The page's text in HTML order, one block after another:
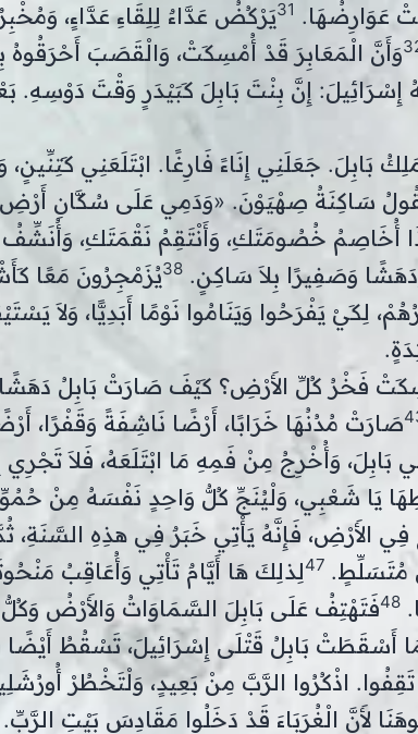
عَوَارِضُهَا. 31يَرْكُضُ عَدَّاءٌ لِلِقَاءِ عَدَّاءٍ،
وَأَنَّ الْمَعَابِرَ قَدْ أُمْسِكَتْ، وَالْقَصَبَ أَحْرَقُوهُ
إِسْرَائِيلَ: إِنَّ بِنْتَ بَابِلَ كَبَيْدَرٍ وَقْتَ دَوْسِهِ.
بَابِلَ. جَعَلَنِي إِنَاءً فَارِغًا. ابْتَلَعَنِي
سَاكِنَةُ صِهْيَوْنَ. «وَدَمِي عَلَى سُكَّانِ أَرْضِ
أُخَاصِمُ خُصُومَتَكِ، وَأَنْتَقِمُ نَقْمَتَكِ، وَأُنَشِّفُ
وَصَفِيرًا بِلاَ سَاكِنٍ.38يُزَمْجِرُونَ مَعًا
لِكَيْ يَفْرَحُوا وَيَنَامُوا نَوْمًا أَبَدِيًّا، وَلاَ
فَخْرُ كُلِّ الأَرْضِ؟ كَيْفَ صَارَتْ بَابِلُ
صَارَتْ مُدُنُهَا خَرَابًا، أَرْضًا نَاشِفَةً وَقَفْرًا،
بَابِلَ، وَأُخْرِجُ مِنْ فَمِهِ مَا ابْتَلَعَهُ، فَلاَ
يَا شَعْبِي، وَلْيُنَجِّ كُلُّ وَاحِدٍ نَفْسَهُ مِنْ
الأَرْضِ، فَإِنَّهُ يَأْتِي خَبَرٌ فِي هذِهِ السَّنَةِ،
مُتَسَلِّطٍ.47لِذلِكَ هَا أَيَّامٌ تَأْتِي وَأُعَاقِبُ
48فَتَهْتِفُ عَلَى بَابِلَ السَّمَاوَاتُ وَالأَرْضُ وَكُلُّ
أَسْقَطَتْ بَابِلُ قَتْلَى إِسْرَائِيلَ، تَسْقُطُ
اذْكُرُوا الرَّبَّ مِنْ بَعِيدٍ، وَلْتَخْطُرْ
لأَنَّ الْغُرَبَاءَ قَدْ دَخَلُوا مَقَادِسَ بَيْتِ الرَّبِّ.